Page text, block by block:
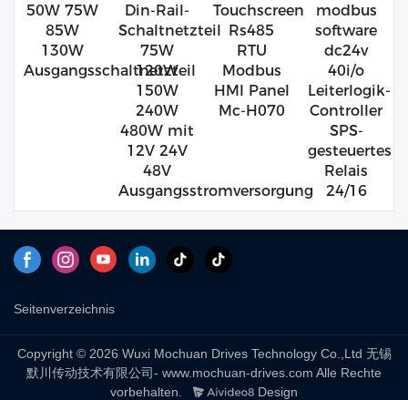
50W 75W
85W
130W
Ausgangsschaltnetzteil
Din-Rail-
Schaltnetzteil
75W
120W
150W
240W
480W mit
12V 24V
48V
Ausgangsstromversorgung
Touchscreen
Rs485
RTU
Modbus
HMI Panel
Mc-H070
modbus
software
dc24v
40i/o
Leiterlogik-
Controller
SPS-
gesteuertes
Relais
24/16
Seitenverzeichnis
Copyright © 2026 Wuxi Mochuan Drives Technology Co.,Ltd 无锡
默川传动技术有限公司- www.mochuan-drives.com Alle Rechte
vorbehalten.
Design